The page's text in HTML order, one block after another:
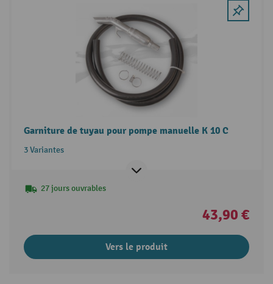
Garniture de tuyau pour pompe manuelle K 10 C
3 Variantes
27 jours ouvrables
43,90 €
Vers le produit